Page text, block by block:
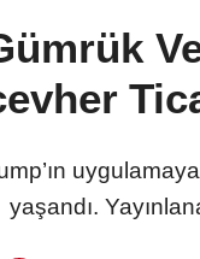
yaşandı.